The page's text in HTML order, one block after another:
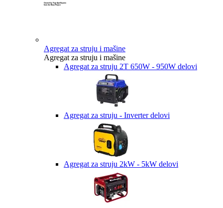
Created by Yogi Aprelliyanto
from the Noun Project
Agregat za struju i mašine
Agregat za struju i mašine
Agregat za struju 2T 650W - 950W delovi
Agregat za struju - Inverter delovi
Agregat za struju 2kW - 5kW delovi